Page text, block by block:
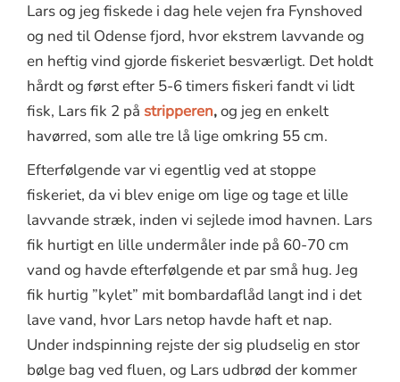
Lars og jeg fiskede i dag hele vejen fra Fynshoved
og ned til Odense fjord, hvor ekstrem lavvande og
en heftig vind gjorde fiskeriet besværligt. Det holdt
hårdt og først efter 5-6 timers fiskeri fandt vi lidt
fisk, Lars fik 2 på stripperen,og jeg en enkelt
havørred, som alle tre lå lige omkring 55 cm.
Efterfølgende var vi egentlig ved at stoppe
fiskeriet, da vi blev enige om lige og tage et lille
lavvande stræk, inden vi sejlede imod havnen. Lars
fik hurtigt en lille undermåler inde på 60-70 cm
vand og havde efterfølgende et par små hug. Jeg
fik hurtig ”kylet” mit bombardaflåd langt ind i det
lave vand, hvor Lars netop havde haft et nap.
Under indspinning rejste der sig pludselig en stor
bølge bag ved fluen, og Lars udbrød der kommer